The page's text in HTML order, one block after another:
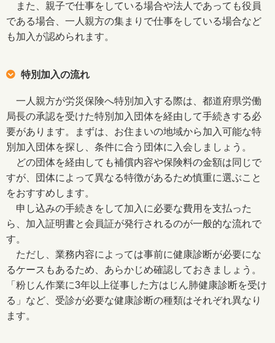
また、親子で仕事をしている場合や法人であっても役員
である場合、一人親方の集まりで仕事をしている場合など
も加入が認められます。
特別加入の流れ
一人親方が労災保険へ特別加入する際は、都道府県労働
局長の承認を受けた特別加入団体を経由して手続きする必
要があります。まずは、お住まいの地域から加入可能な特
別加入団体を探し、条件に合う団体に入会しましょう。
どの団体を経由しても補償内容や保険料の金額は同じで
すが、団体によって異なる特徴があるため慎重に選ぶこと
をおすすめします。
申し込みの手続きをして加入に必要な費用を支払った
ら、加入証明書と会員証が発行されるのが一般的な流れで
す。
ただし、業務内容によっては事前に健康診断が必要にな
るケースもあるため、あらかじめ確認しておきましょう。
「粉じん作業に3年以上従事した方はじん肺健康診断を受け
る」など、受診が必要な健康診断の種類はそれぞれ異なり
ます。